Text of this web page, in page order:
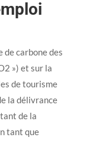
de carbone des
») et sur la
de tourisme
la délivrance
de la
tant que